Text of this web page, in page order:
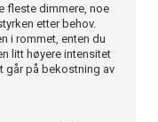
fleste dimmere, noe
etter behov.
i rommet, enten du
litt høyere intensitet
går på bekostning av